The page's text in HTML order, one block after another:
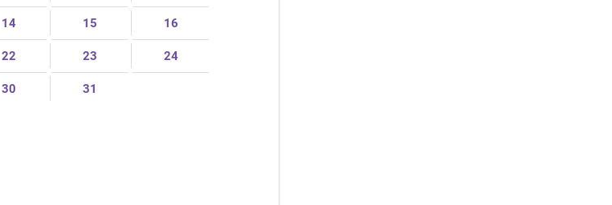
14 15 16
22 23 24
30 31